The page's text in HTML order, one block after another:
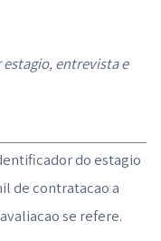
entrevista e
do estagio
de contratacao a
se refere.